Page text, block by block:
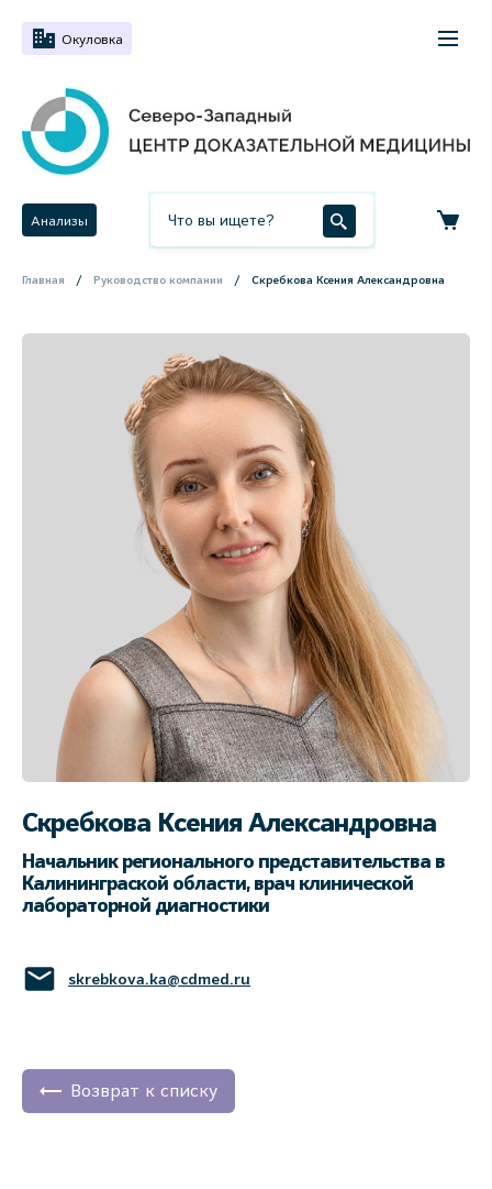
Окуловка
Анализы
Главная Руководство компании Скребкова Ксения Александровна
Скребкова Ксения Александровна
Начальник регионального представительства в
Калининграской области, врач клинической
лабораторной диагностики
skrebkova.ka@cdmed.ru
Возврат к списку